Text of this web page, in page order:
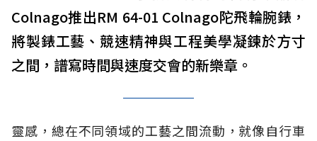
Colnago推出RM 64-01 Colnago陀飛輪腕錶，
將製錶工藝、競速精神與工程美學凝鍊於方寸
之間，譜寫時間與速度交會的新樂章。
靈感，總在不同領域的工藝之間流動，就像自行車